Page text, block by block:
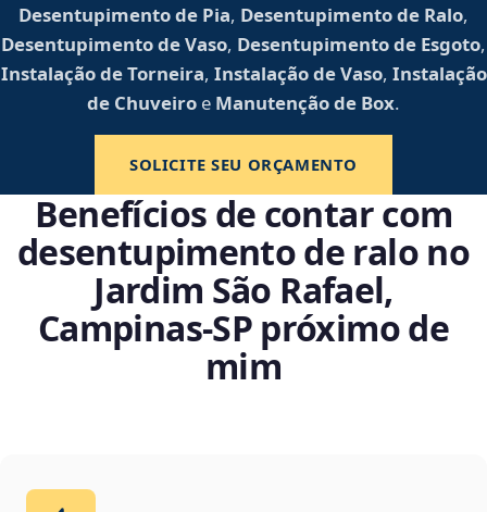
Desentupimento de Pia, Desentupimento de Ralo,
Desentupimento de Vaso, Desentupimento de Esgoto,
Instalação de Torneira, Instalação de Vaso, Instalação
de Chuveiro e Manutenção de Box.
SOLICITE SEU ORÇAMENTO
Benefícios de contar com
desentupimento de ralo no
Jardim São Rafael,
Campinas‑SP próximo de
mim